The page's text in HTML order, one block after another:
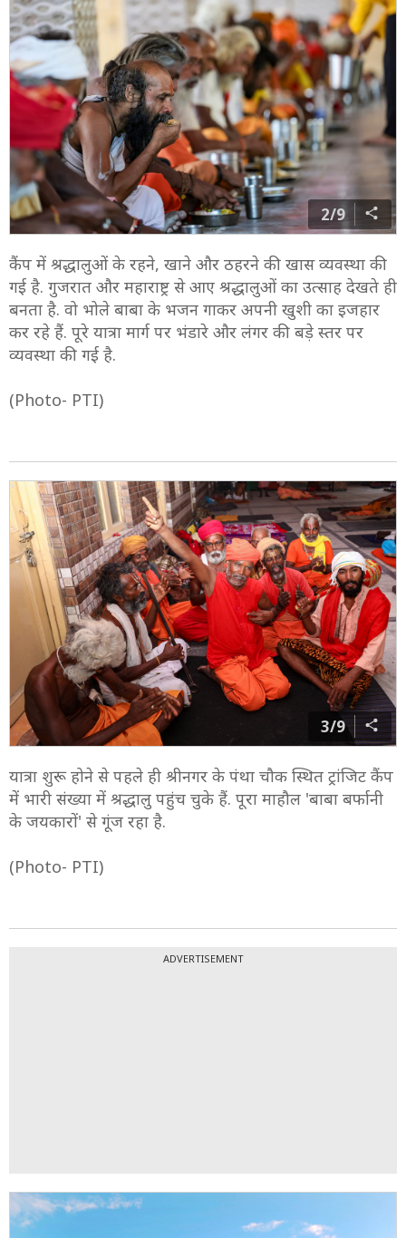
2/9
कैंप में श्रद्धालुओं के रहने, खाने और ठहरने की खास व्यवस्था की
गई है. गुजरात और महाराष्ट्र से आए श्रद्धालुओं का उत्साह देखते ही
बनता है. वो भोले बाबा के भजन गाकर अपनी खुशी का इजहार
कर रहे हैं. पूरे यात्रा मार्ग पर भंडारे और लंगर की बड़े स्तर पर
व्यवस्था की गई है.
(Photo- PTI)
3/9
यात्रा शुरू होने से पहले ही श्रीनगर के पंथा चौक स्थित ट्रांजिट कैंप
में भारी संख्या में श्रद्धालु पहुंच चुके हैं. पूरा माहौल 'बाबा बर्फानी
के जयकारों' से गूंज रहा है.
(Photo- PTI)
ADVERTISEMENT